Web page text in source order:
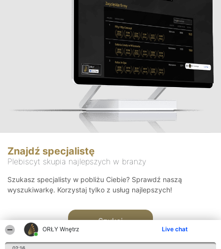
ORŁY Wnętrz Live chat
Znajdź specjalistę
Plebiscyt skupia najlepszych w branży
Szukasz specjalisty w pobliżu Ciebie? Sprawdź naszą
wyszukiwarkę. Korzystaj tylko z usług najlepszych!
Szukaj